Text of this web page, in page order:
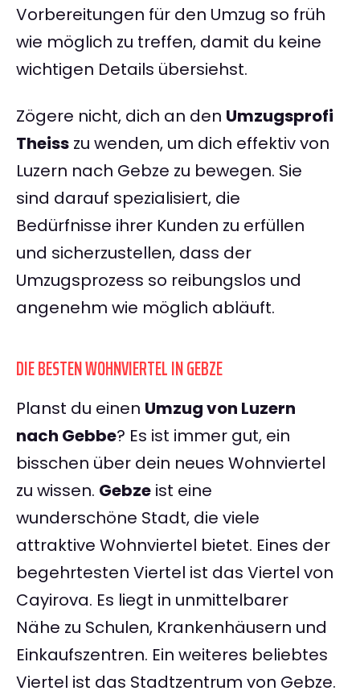
Vorbereitungen für den Umzug so früh
wie möglich zu treffen, damit du keine
wichtigen Details übersiehst.
Zögere nicht, dich an den Umzugsprofi
Theiss zu wenden, um dich effektiv von
Luzern nach Gebze zu bewegen. Sie
sind darauf spezialisiert, die
Bedürfnisse ihrer Kunden zu erfüllen
und sicherzustellen, dass der
Umzugsprozess so reibungslos und
angenehm wie möglich abläuft.
DIE BESTEN WOHNVIERTEL IN GEBZE
Planst du einen Umzug von Luzern
nach Gebbe? Es ist immer gut, ein
bisschen über dein neues Wohnviertel
zu wissen. Gebze ist eine
wunderschöne Stadt, die viele
attraktive Wohnviertel bietet. Eines der
begehrtesten Viertel ist das Viertel von
Cayirova. Es liegt in unmittelbarer
Nähe zu Schulen, Krankenhäusern und
Einkaufszentren. Ein weiteres beliebtes
Viertel ist das Stadtzentrum von Gebze.